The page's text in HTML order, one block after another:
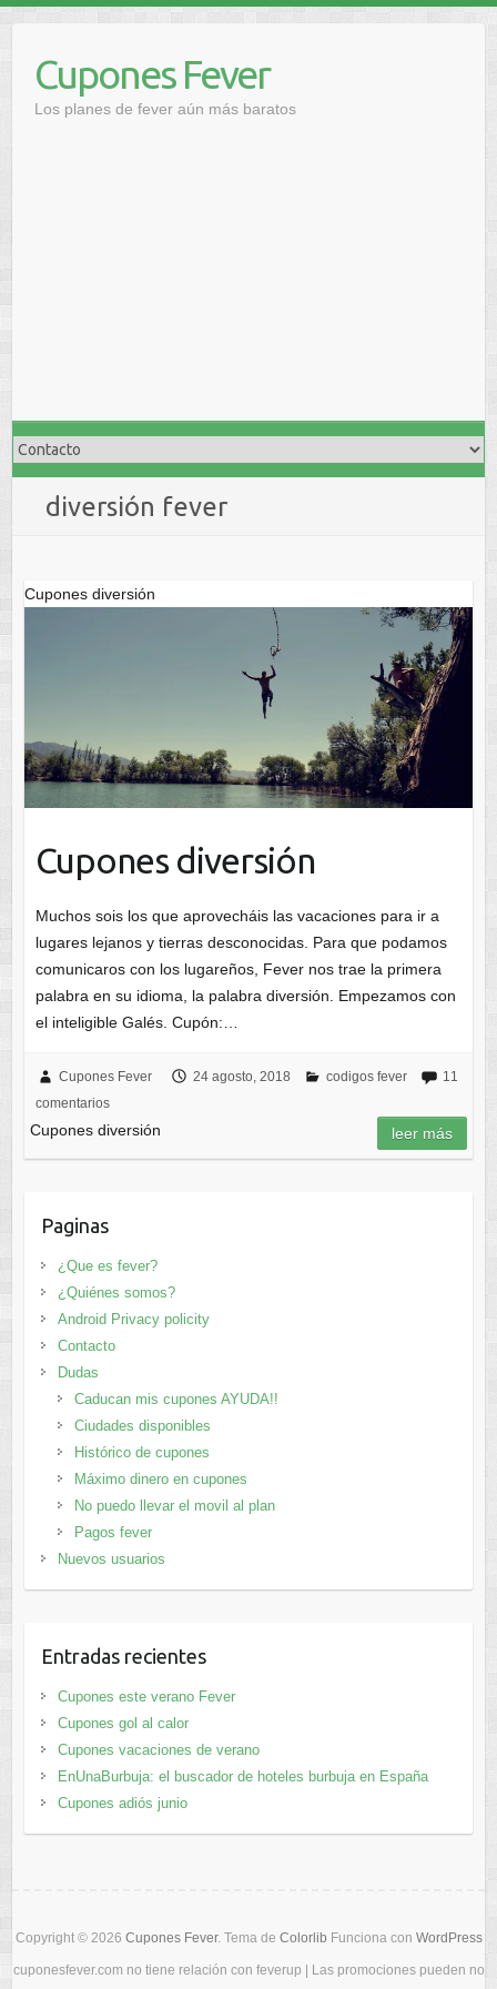
contenidoCupones Fever
Los planes de fever aún más baratos
diversión fever
Cupones diversión
Cupones diversión
Muchos sois los que aprovecháis las vacaciones para ir a
lugares lejanos y tierras desconocidas. Para que podamos
comunicaros con los lugareños, Fever nos trae la primera
palabra en su idioma, la palabra diversión. Empezamos con
el inteligible Galés. Cupón:…
Cupones Fever 24 agosto, 2018 codigos fever
11
comentarios
Cupones diversión leer más
Paginas
¿Que es fever?
¿Quiénes somos?
Android Privacy policity
Contacto
Dudas
Caducan mis cupones AYUDA!!
Ciudades disponibles
Histórico de cupones
Máximo dinero en cupones
No puedo llevar el movil al plan
Pagos fever
Nuevos usuarios
Entradas recientes
Cupones este verano Fever
Cupones gol al calor
Cupones vacaciones de verano
EnUnaBurbuja: el buscador de hoteles burbuja en España
Cupones adiós junio
Copyright © 2026 Cupones Fever. Tema de Colorlib Funciona con WordPress
cuponesfever.com no tiene relación con feverup | Las promociones pueden no